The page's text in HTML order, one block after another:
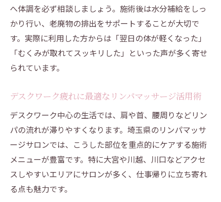
埼玉県で安心できる施術選びのポイント
リンパマッサージの安全性と整体との違い
男性歓迎の埼玉県リンパマッサージで安心ケア
を体験
男性歓迎のリンパマッサージで得られる安
心感
の魅力
リンパマッサージを男性が利用しやすい理
由
口コミ高評価のリンパマッサージサロンを
選ぶコツ
へ体調を必ず相談しましょう。施術後は水分補給をしっ
かり行い、老廃物の排出をサポートすることが大切で
す。実際に利用した方からは「翌日の体が軽くなった」
「むくみが取れてスッキリした」といった声が多く寄せ
られています。
デスクワーク疲れに最適なリンパマッサージ活用術
デスクワーク中心の生活では、肩や首、腰周りなどリン
パの流れが滞りやすくなります。埼玉県のリンパマッサ
ージサロンでは、こうした部位を重点的にケアする施術
メニューが豊富です。特に大宮や川越、川口などアクセ
スしやすいエリアにサロンが多く、仕事帰りに立ち寄れ
る点も魅力です。